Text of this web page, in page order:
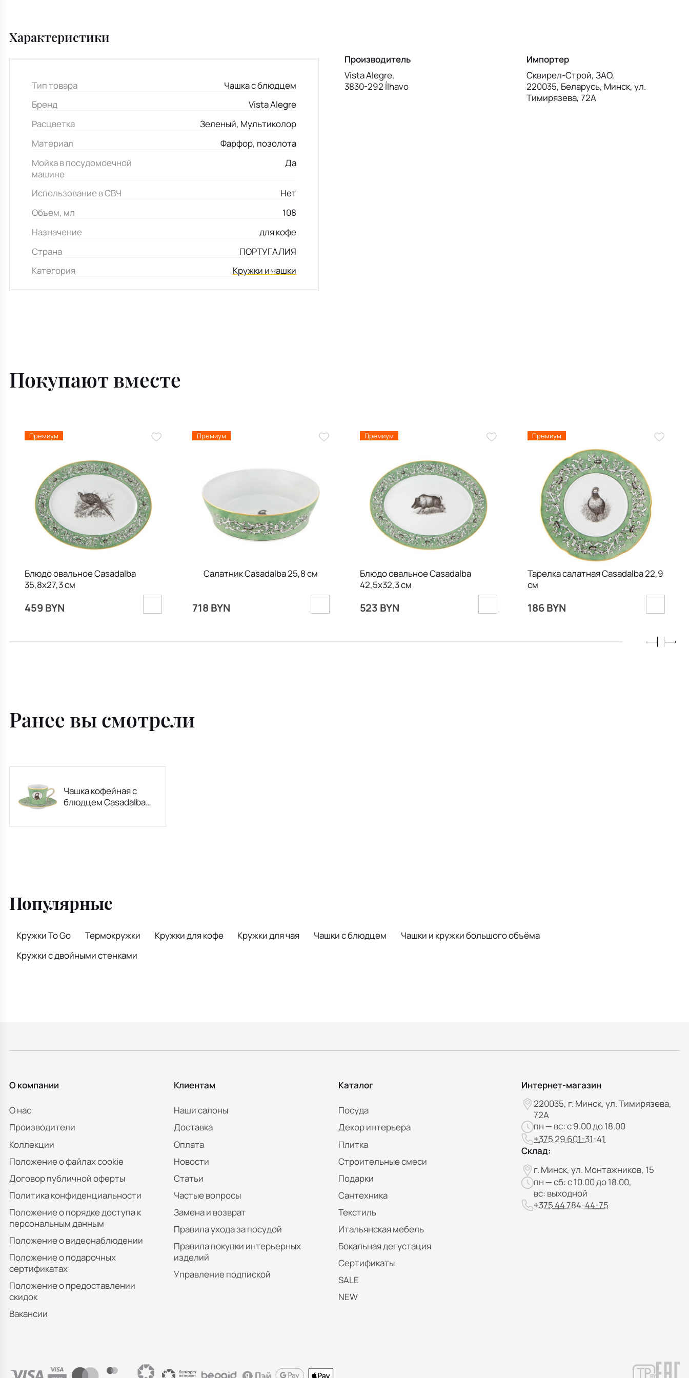
Характеристики
Тип товара
Чашка с блюдцем
Бренд
Vista Alegre
Расцветка
Зеленый, Мультиколор
Материал
Фарфор, позолота
Мойка в посудомоечной
машине
Да
Использование в СВЧ
Нет
Объем, мл
108
Назначение
для кофе
Страна
ПОРТУГАЛИЯ
Категория
Кружки и чашки
Производитель
Vista Alegre,
3830-292 Ílhavo
Импортер
Сквирел-Строй, ЗАО,
220035, Беларусь, Минск, ул.
Тимирязева, 72А
Покупают вместе
Премиум
Блюдо овальное Casadalba
35,8х27,3 см
459 BYN
Премиум
Салатник Casadalba 25,8 см
718 BYN
Премиум
Блюдо овальное Casadalba
42,5х32,3 см
523 BYN
Премиум
Тарелка салатная Casadalba 22,9
см
186 BYN
Ранее вы смотрели
Чашка кофейная с
блюдцем Casadalba
Популярные
Кружки To Go Термокружки Кружки для кофе Кружки для чая Чашки с блюдцем
Чашки и кружки большого объёма
Кружки с двойными стенками
О компании
О нас
Производители
Коллекции
Положение о файлах cookie
Договор публичной оферты
Политика конфиденциальности
Положение о порядке доступа к
персональным данным
Положение о видеонаблюдении
Положение о подарочных
сертификатах
Положение о предоставлении
скидок
Вакансии
Клиентам
Наши салоны
Доставка
Оплата
Новости
Статьи
Частые вопросы
Замена и возврат
Правила ухода за посудой
Правила покупки интерьерных
изделий
Управление подпиской
Каталог
Посуда
Декор интерьера
Плитка
Строительные смеси
Подарки
Сантехника
Текстиль
Итальянская мебель
Бокальная дегустация
Сертификаты
SALE
NEW
Интернет-магазин
220035, г. Минск, ул. Тимирязева,
72А
пн — вс: с 9.00 до 18.00
+375 29 601-31-41
Склад:
г. Минск, ул. Монтажников, 15
пн — сб: с 10.00 до 18.00,
вс: выходной
+375 44 784-44-75